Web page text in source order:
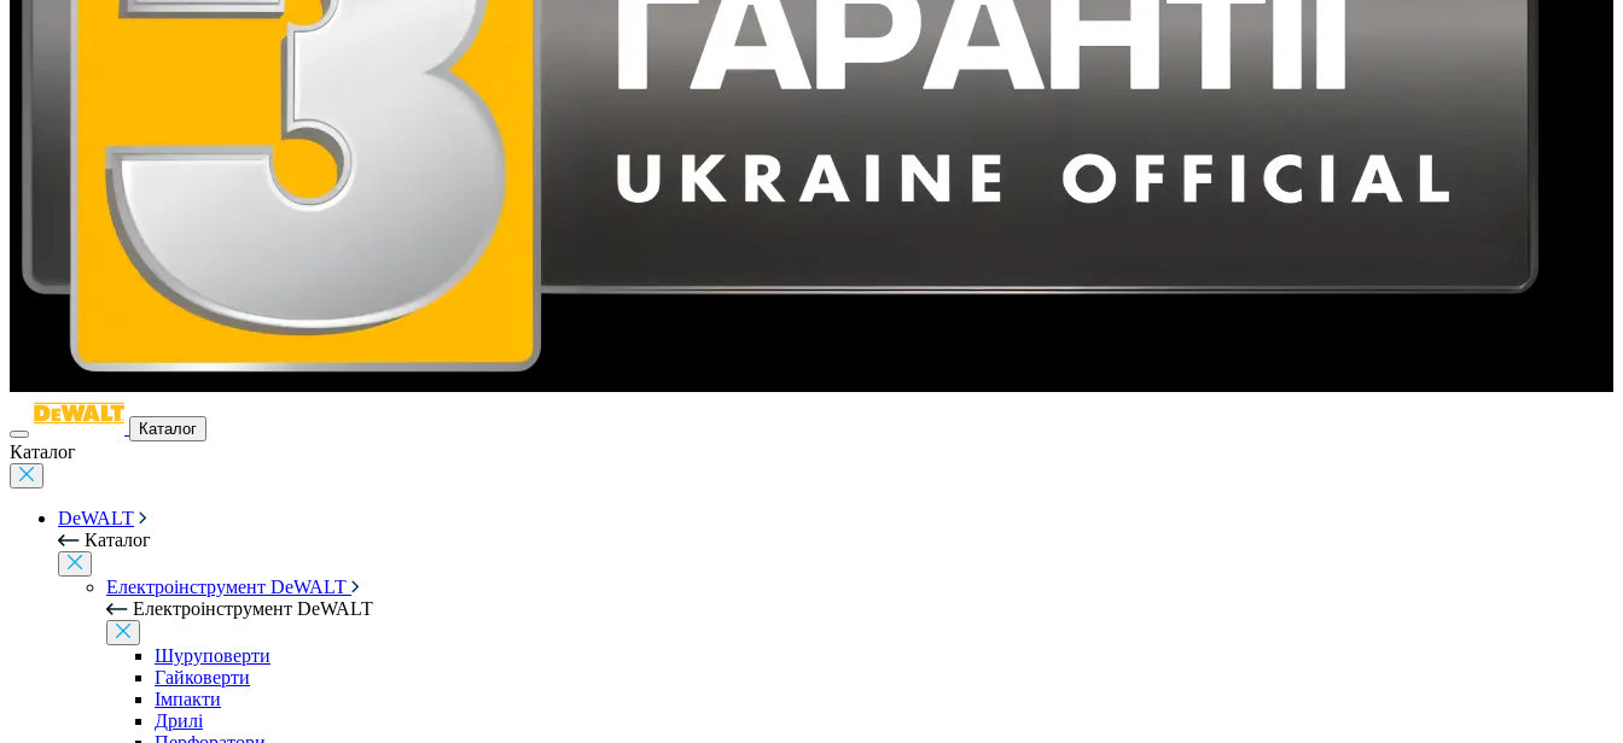
Каталог
Каталог
DeWALT
Каталог
Електроінструмент DeWALT
Електроінструмент DeWALT
Шуруповерти
Гайковерти
Імпакти
Дрилі